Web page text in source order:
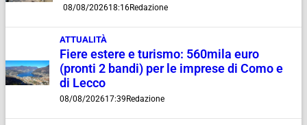
08/08/202618:16Redazione
ATTUALITÀ
Fiere estere e turismo: 560mila euro
(pronti 2 bandi) per le imprese di Como e
di Lecco
08/08/202617:39 Redazione